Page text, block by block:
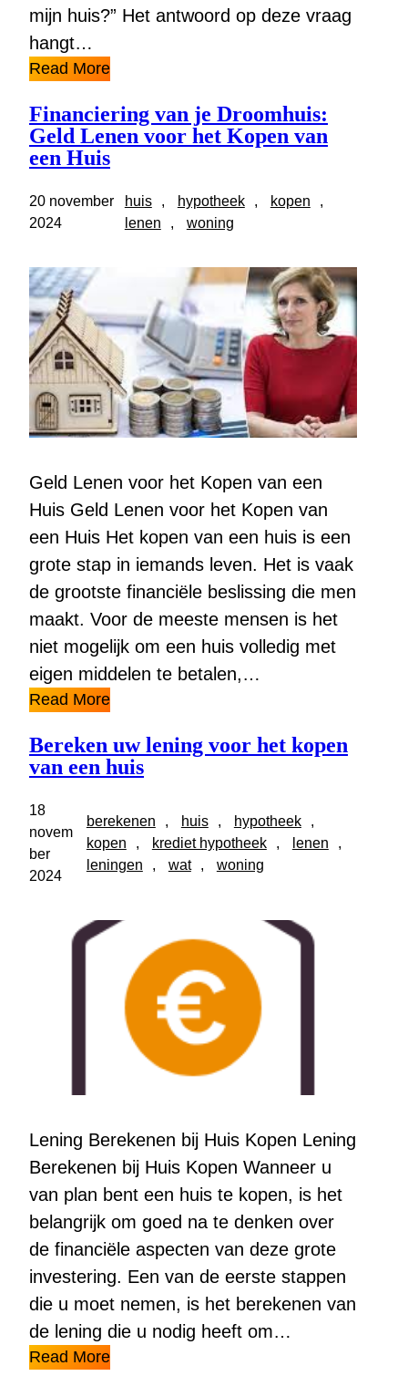
mijn huis?” Het antwoord op deze vraag
hangt…
Read More
Financiering van je Droomhuis:
Geld Lenen voor het Kopen van
een Huis
20 november
2024
huis , hypotheek , kopen
lenen
, woning
Geld Lenen voor het Kopen van een
Huis Geld Lenen voor het Kopen van
een Huis Het kopen van een huis is een
grote stap in iemands leven. Het is vaak
de grootste financiële beslissing die men
maakt. Voor de meeste mensen is het
niet mogelijk om een huis volledig met
eigen middelen te betalen,…
Read More
Bereken uw lening voor het kopen
van een huis
18
novem
ber
2024
berekenen , huis , hypotheek
kopen
, krediet hypotheek , lenen
leningen
, wat , woning
Lening Berekenen bij Huis Kopen Lening
Berekenen bij Huis Kopen Wanneer u
van plan bent een huis te kopen, is het
belangrijk om goed na te denken over
de financiële aspecten van deze grote
investering. Een van de eerste stappen
die u moet nemen, is het berekenen van
de lening die u nodig heeft om…
Read More